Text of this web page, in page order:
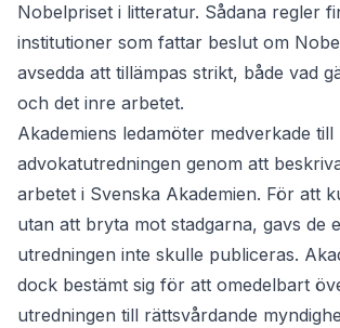
Nobelpriset i litteratur. Sådana regler
institutioner som fattar beslut om
avsedda att tillämpas strikt, både vad
och det inre arbetet.
Akademiens ledamöter medverkade till
advokatutredningen genom att
arbetet i Svenska Akademien. För att
utan att bryta mot stadgarna, gavs de
utredningen inte skulle publiceras.
dock bestämt sig för att omedelbart
utredningen till rättsvårdande